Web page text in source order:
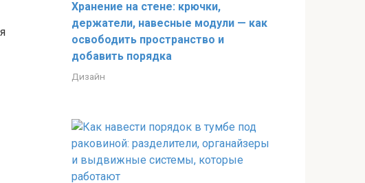
Хранение на стене: крючки,
держатели, навесные модули — как
освободить пространство и
добавить порядка
Дизайн